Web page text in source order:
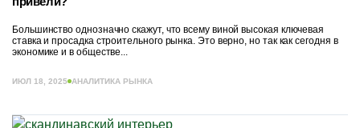
Большинство однозначно скажут, что всему виной высокая ключевая
ставка и просадка строительного рынка. Это верно, но так как сегодня в
экономике и в обществе...
ИЮЛ 18, 2025 АНАЛИТИКА РЫНКА